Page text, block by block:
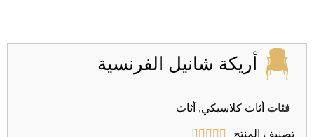
أريكة شانيل الفرنسية
فئات أثاث كلاسيكي, أثاث
تصنيف المنتج 



